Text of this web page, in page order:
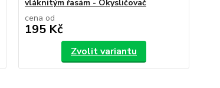
vláknitým řasám - Okysličovač
cena od
195 Kč
Zvolit variantu